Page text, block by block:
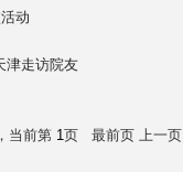
动
津走访院友
当前第 1页 最前页 上一页